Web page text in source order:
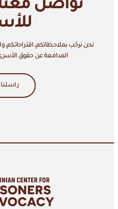
تواصل
نحن نرحّب بملاحظاتكم،
المدافعة عن حقوق
راسلنا